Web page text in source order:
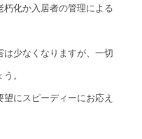
化か入居者の管理による
少なくなりますが、一切
。
望にスピーディーにお応え